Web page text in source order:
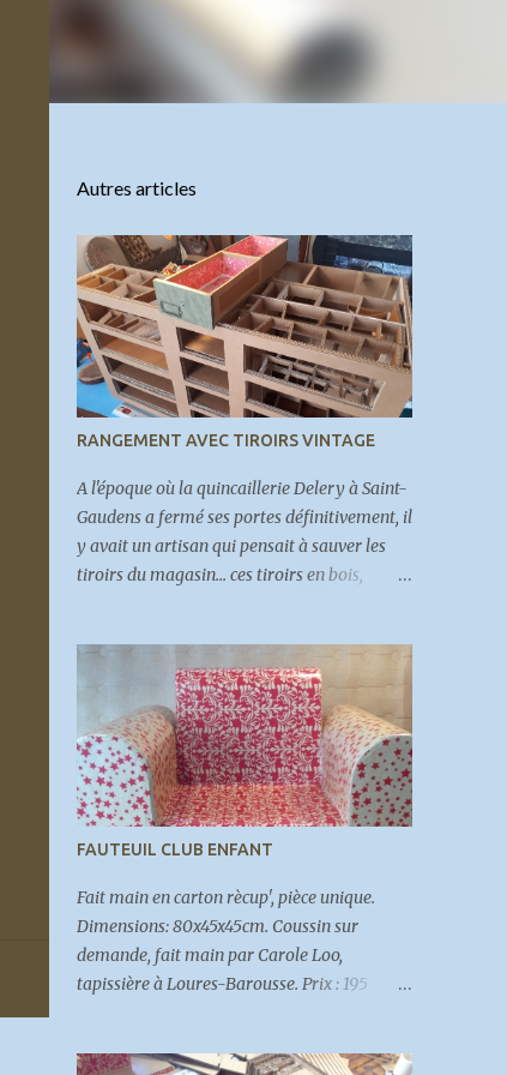
Autres articles
RANGEMENT AVEC TIROIRS VINTAGE
A l'époque où la quincaillerie Delery à Saint-
Gaudens a fermé ses portes définitivement, il
y avait un artisan qui pensait à sauver les
tiroirs du magasin... ces tiroirs en bois,
dizaines d'années, ces tiroirs qui
hébergeaient tous ces petits trucs qu'on
trouve aujourd'hui seulement en sachets de
6 ou 8 ou 20... dans les grands magasins
brico. Alors, quand une copine a commandé
un meuble de rangement pour un coin perdu
dans sa maison, "avec beaucoup de tiroirs",
c'était évident que les tiroirs de la
quincaillerie allait en faire partie. Et voilà :
FAUTEUIL CLUB ENFANT
Fait main en carton rècup', pièce unique.
Dimensions: 80x45x45cm. Coussin sur
demande, fait main par Carole Loo,
tapissière à Loures-Barousse. Prix : 195